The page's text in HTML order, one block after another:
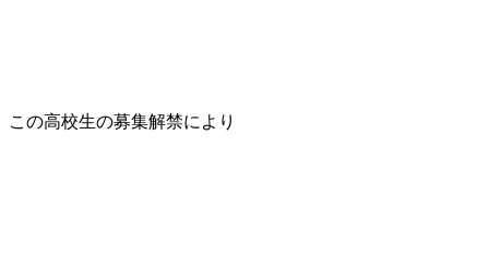
この高校生の募集解禁により